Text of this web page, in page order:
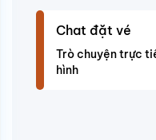
Chat đặt vé
Trò chuyện trực
hình